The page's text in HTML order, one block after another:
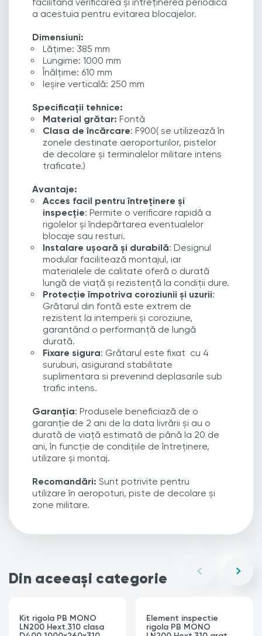
a acestuia pentru evitarea blocajelor.
Dimensiuni:
Lățime: 385 mm
Lungime: 1000 mm
Înălțime: 610 mm
Ieșire verticală: 250 mm
Specificații tehnice:
Material grătar: Fontă
Clasa de încărcare: F900( se utilizează în
zonele destinate aeroporturilor, pistelor
de decolare și terminalelor militare intens
traficate.)
Avantaje:
Acces facil pentru întreținere și
inspecție: Permite o verificare rapidă a
rigolelor și îndepărtarea eventualelor
blocaje sau resturi.
Instalare ușoară și durabilă: Designul
modular facilitează montajul, iar
materialele de calitate oferă o durată
lungă de viață și rezistență la condiții dure.
Protecție împotriva coroziunii și uzurii:
Grătarul din fontă este extrem de
rezistent la intemperii și coroziune,
garantând o performanță de lungă
durată.
Fixare sigura: Grătarul este fixat cu 4
suruburi, asigurand stabilitate
suplimentara si prevenind deplasarile sub
trafic intens.
Garanția: Produsele beneficiază de o
garanție de 2 ani de la data livrării și au o
durată de viață estimată de până la 20 de
ani, în funcție de condițiile de întreținere,
utilizare și montaj.
Recomandări: Sunt potrivite pentru
utilizare în aeropoturi, piste de decolare și
zone militare.
Din aceeași categorie
Kit rigola PB MONO
LN200 Hext.310 clasa
Element inspectie
rigola PB MONO